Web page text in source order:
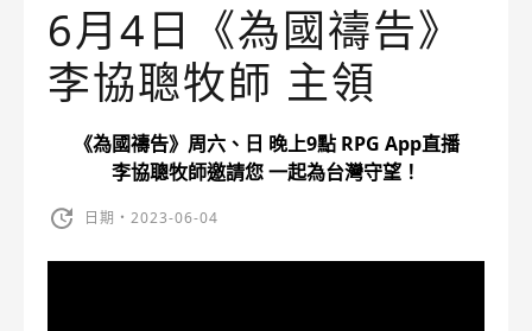
6月4日《為國禱告》
李協聰牧師 主領
《為國禱告》周六、日 晚上9點 RPG App直播
李協聰牧師邀請您 一起為台灣守望！
日期・2023-06-04